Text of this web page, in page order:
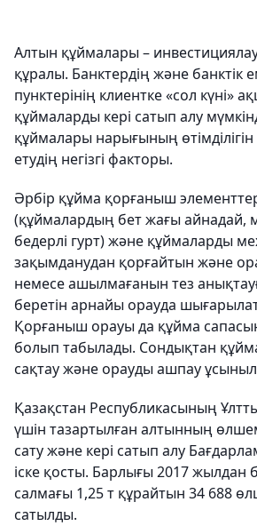
Алтын құймалары –
құралы. Банктердің және банктік
пунктерінің клиентке «сол күні»
құймаларды кері сатып алу
құймалары нарығының
етудің негізгі факторы.
Әрбір құйма қорғаныш
(құймалардың бет жағы айнадай,
бедерлі гурт) және құймаларды
зақымданудан қорғайтын және
немесе ашылмағанын тез
беретін арнайы орауда
Қорғаныш орауы да құйма
болып табылады. Сондықтан
сақтау және орауды ашпау
Қазақстан Республикасының
үшін тазартылған алтынның
сату және кері сатып алу
іске қосты. Барлығы 2017 жылдан
салмағы 1,25 т құрайтын 34 688
сатылды.